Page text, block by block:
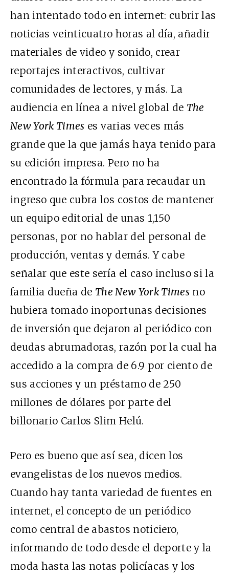
han intentado todo en internet: cubrir las
noticias veinticuatro horas al día, añadir
materiales de video y sonido, crear
reportajes interactivos, cultivar
comunidades de lectores, y más. La
audiencia en línea a nivel global de The
New York Times es varias veces más
grande que la que jamás haya tenido para
su edición impresa. Pero no ha
encontrado la fórmula para recaudar un
ingreso que cubra los costos de mantener
un equipo editorial de unas 1,150
personas, por no hablar del personal de
producción, ventas y demás. Y cabe
señalar que este sería el caso incluso si la
familia dueña de The New York Timesno
hubiera tomado inoportunas decisiones
de inversión que dejaron al periódico con
deudas abrumadoras, razón por la cual ha
accedido a la compra de 6.9 por ciento de
sus acciones y un préstamo de 250
millones de dólares por parte del
billonario Carlos Slim Helú.
Pero es bueno que así sea, dicen los
evangelistas de los nuevos medios.
Cuando hay tanta variedad de fuentes en
internet, el concepto de un periódico
como central de abastos noticiero,
informando de todo desde el deporte y la
moda hasta las notas policíacas y los